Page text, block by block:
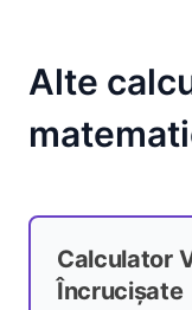
Alte
Calculator
Încrucișate